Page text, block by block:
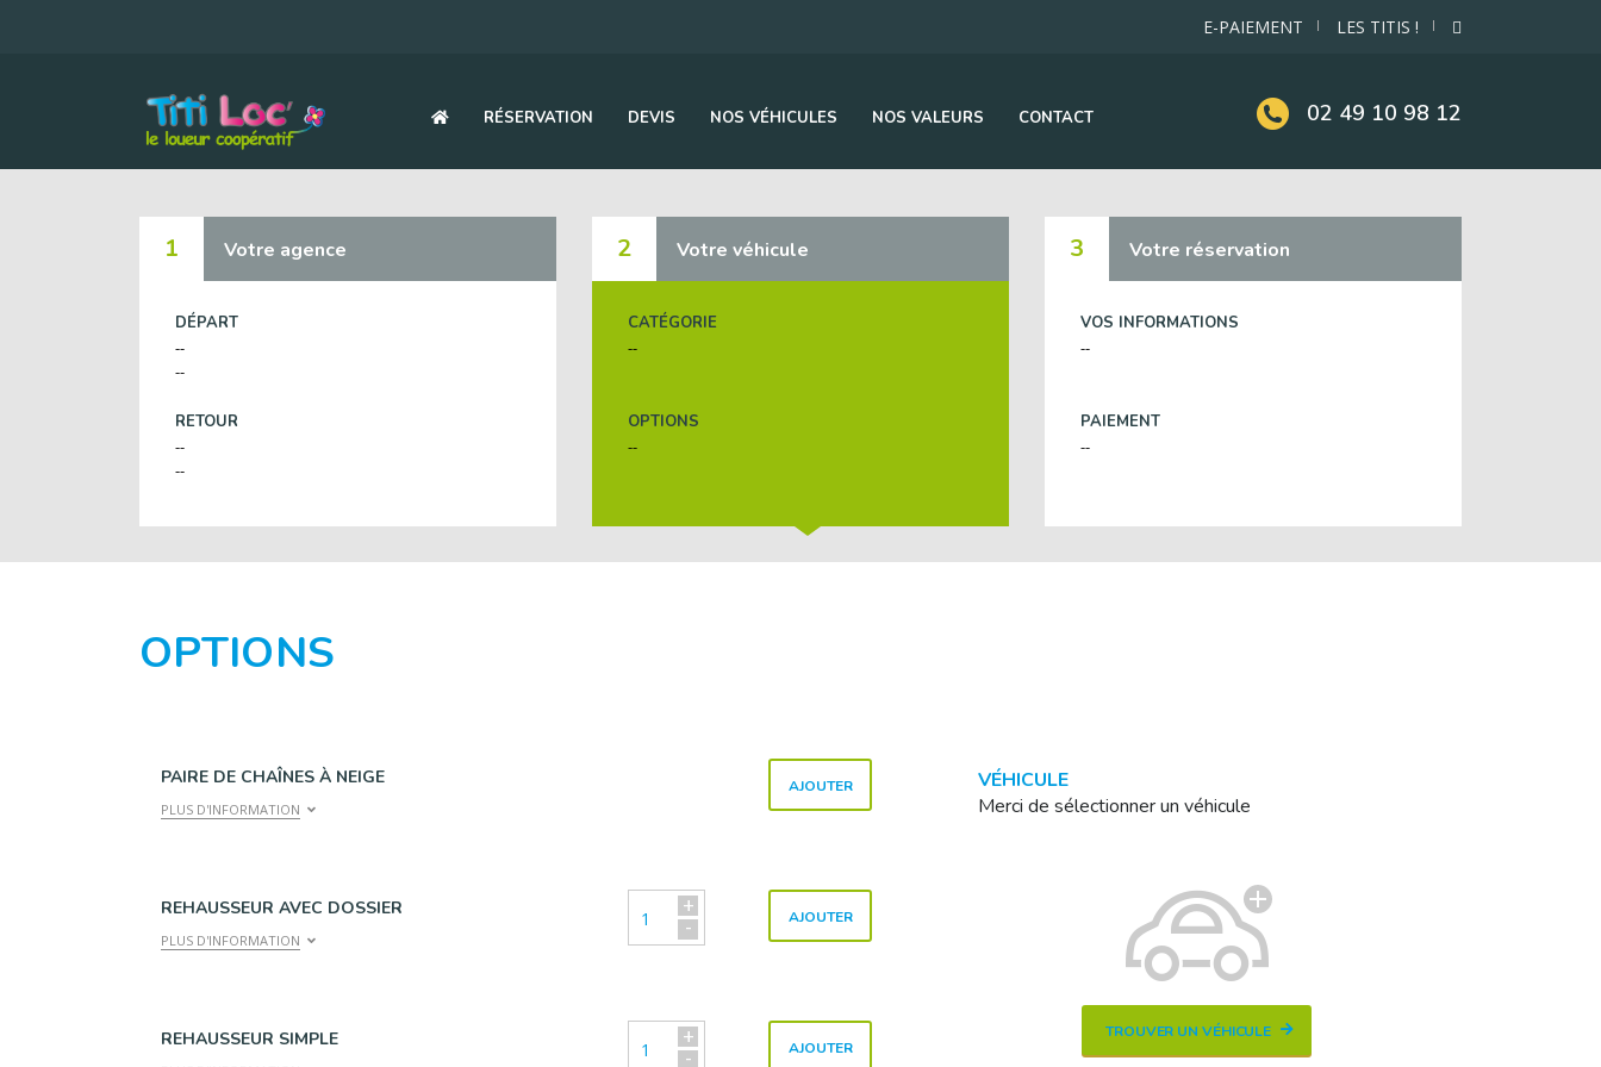
E-PAIEMENT LES TITIS !
02 49 10 98 12
RÉSERVATION DEVIS NOS VÉHICULES NOS VALEURS CONTACT
1 Votre agence
DÉPART
--
--
RETOUR
--
--
2 Votre véhicule
CATÉGORIE
--
OPTIONS
--
3 Votre réservation
VOS INFORMATIONS
--
PAIEMENT
--
OPTIONS
PAIRE DE CHAÎNES À NEIGE
PLUS D'INFORMATION
AJOUTER
REHAUSSEUR AVEC DOSSIER
PLUS D'INFORMATION
+
- AJOUTER
REHAUSSEUR SIMPLE +
- AJOUTER
VÉHICULE
Merci de sélectionner un véhicule
TROUVER UN VÉHICULE